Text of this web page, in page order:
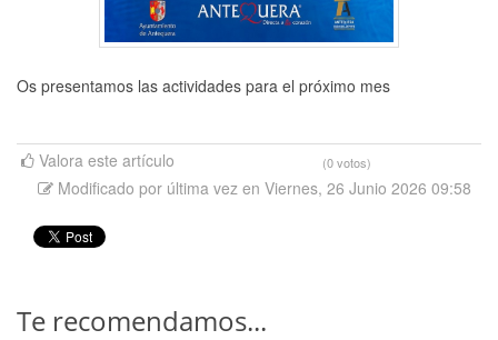
Os presentamos las actividades para el próximo mes
Valora este artículo (0 votos)
Modificado por última vez en Viernes, 26 Junio 2026 09:58
Te recomendamos...